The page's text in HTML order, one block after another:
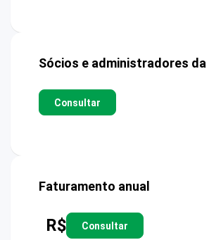
Sócios e administradores da
Consultar
Faturamento anual
R$ Consultar